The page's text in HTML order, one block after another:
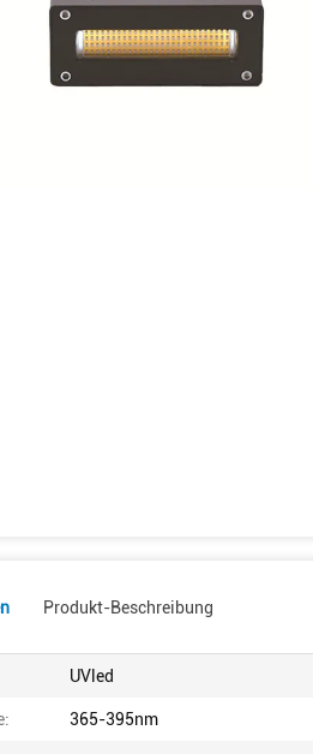
Produkt-Beschreibung
UVled
365-395nm